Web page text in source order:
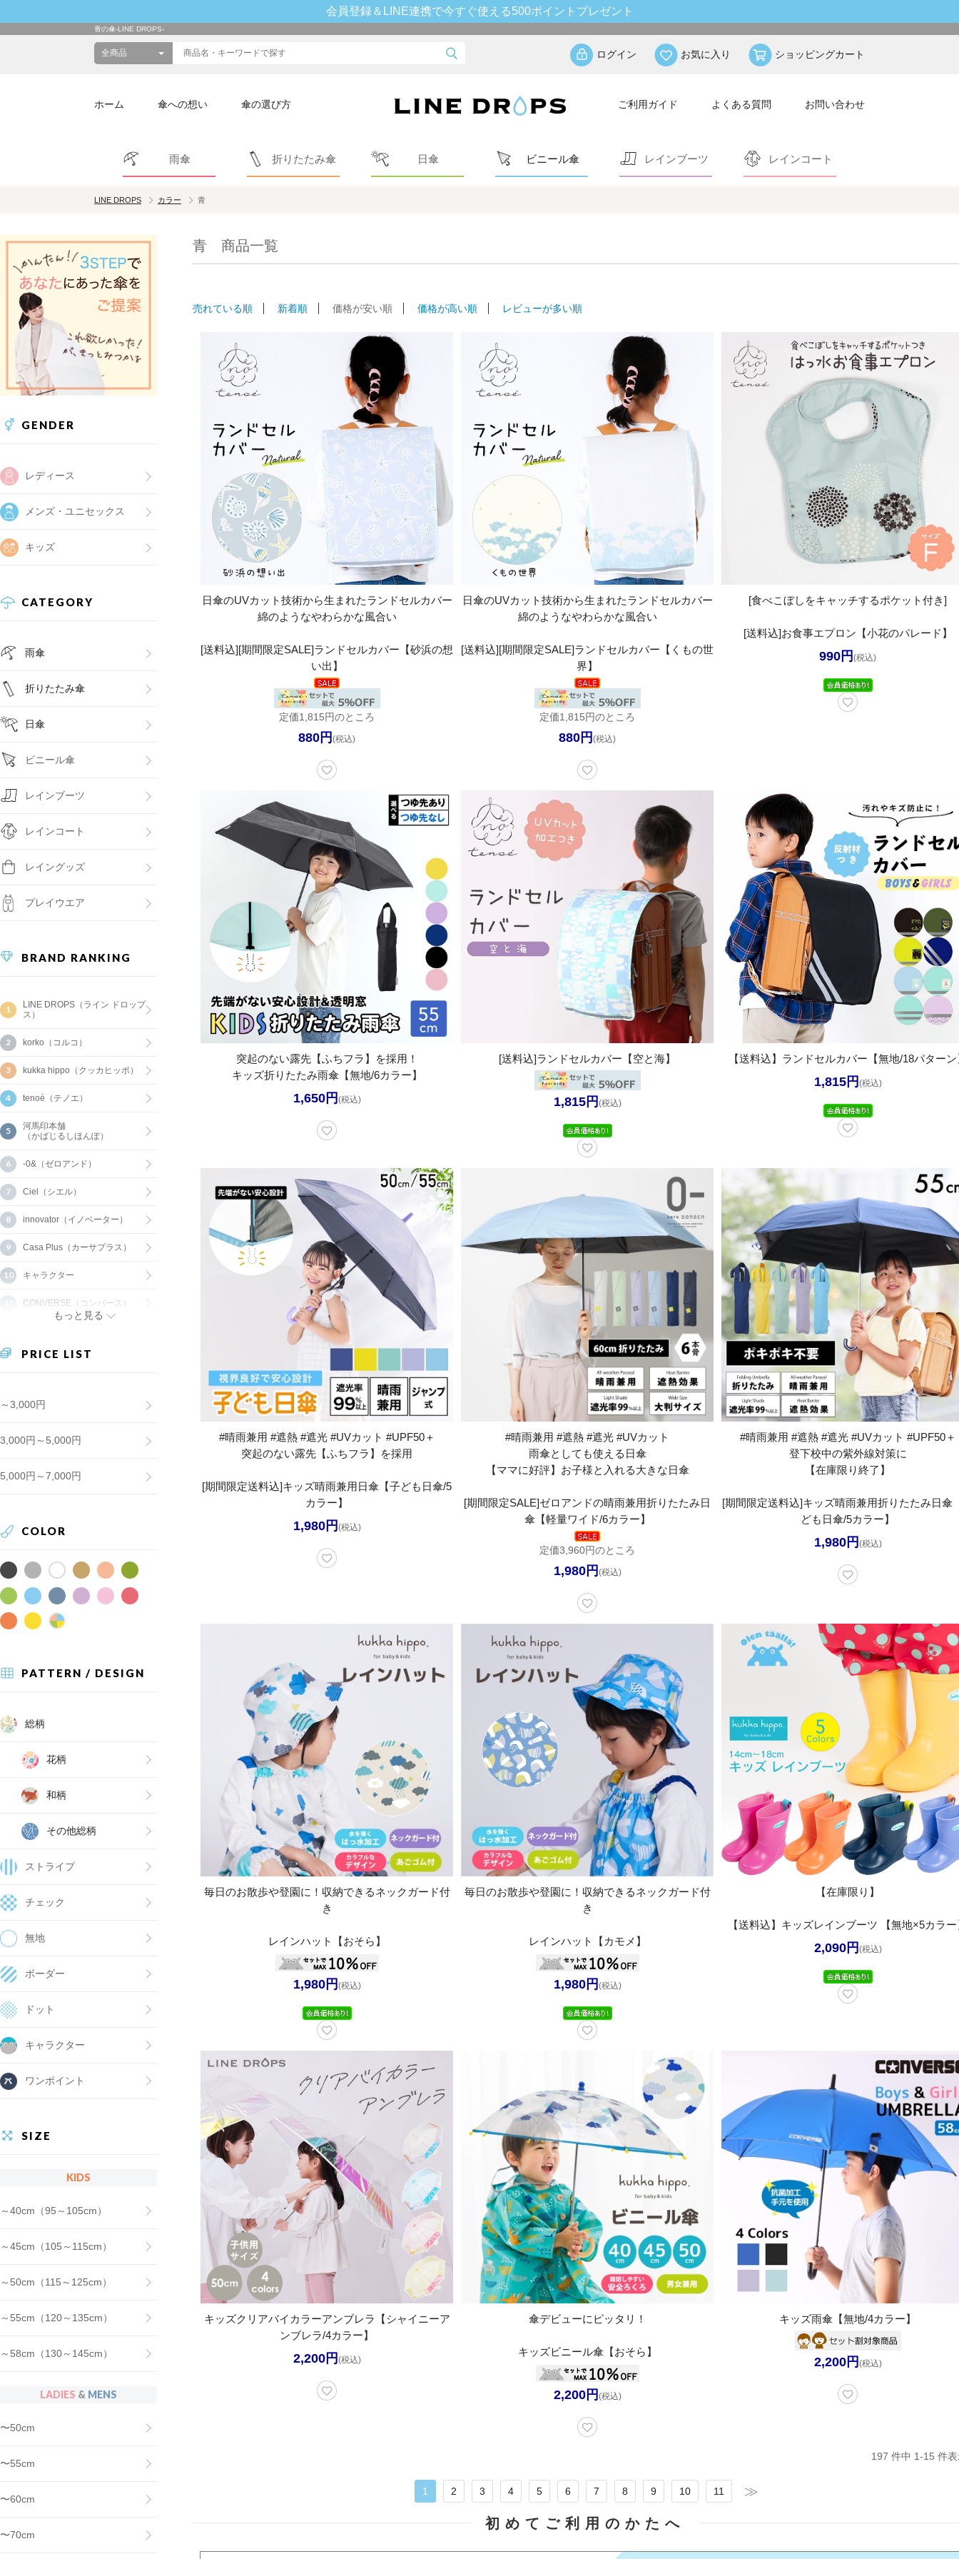
会員登録＆LINE連携で今すぐ使える500ポイントプレゼント
青の傘-LINE DROPS-
ログイン お気に入り ショッピングカート
ホーム 傘への想い 傘の選び方 ご利用ガイド よくある質問 お問い合わせ
雨傘 折りたたみ傘 日傘 ビニール傘 レインブーツ レインコート
LINE DROPS カラー 青
GENDER
レディース
メンズ・ユニセックス
キッズ
CATEGORY
雨傘
折りたたみ傘
日傘
ビニール傘
レインブーツ
レインコート
レイングッズ
プレイウエア
BRAND RANKING
LINE DROPS（ライン ドロップ
ス）
korko（コルコ）
kukka hippo（クッカヒッポ）
tenoé（テノエ）
河馬印本舗
（かばじるしほんぽ）
-0&（ゼロアンド）
Ciel（シエル）
innovator（イノベーター）
Casa Plus（カーサプラス）
キャラクター
CONVERSE（コンバース）
もっと見る
PRICE LIST
～3,000円
3,000円～5,000円
5,000円～7,000円
COLOR
PATTERN / DESIGN
総柄
花柄
和柄
その他総柄
ストライプ
チェック
無地
ボーダー
ドット
キャラクター
ワンポイント
SIZE
KIDS
～40cm（95～105cm）
～45cm（105～115cm）
～50cm（115～125cm）
～55cm（120～135cm）
～58cm（130～145cm）
LADIES & MENS
〜50cm
〜55cm
〜60cm
〜70cm
青 商品一覧
売れている順 新着順 価格が安い順 価格が高い順 レビューが多い順
日傘のUVカット技術から生まれたランドセルカバー
綿のようなやわらかな風合い
[送料込][期間限定SALE]ランドセルカバー【砂浜の想
い出】
定価1,815円のところ
880円(税込)
日傘のUVカット技術から生まれたランドセルカバー
綿のようなやわらかな風合い
[送料込][期間限定SALE]ランドセルカバー【くもの世
界】
定価1,815円のところ
880円(税込)
[食べこぼしをキャッチするポケット付き]
[送料込]お食事エプロン【小花のパレード】
990円(税込)
突起のない露先【ふちフラ】を採用！
キッズ折りたたみ雨傘【無地/6カラー】
1,650円 (税込)
[送料込]ランドセルカバー【空と海】
1,815円 (税込)
【送料込】ランドセルカバー【無地/18パター
1,815円 (税込)
#晴雨兼用 #遮熱 #遮光 #UVカット #UPF50＋
突起のない露先【ふちフラ】を採用
[期間限定送料込]キッズ晴雨兼用日傘【子ども日傘/5
カラー】
1,980円 (税込)
#晴雨兼用 #遮熱 #遮光 #UVカット
雨傘としても使える日傘
【ママに好評】お子様と入れる大きな日傘
[期間限定SALE]ゼロアンドの晴雨兼用折りたたみ日
傘【軽量ワイド/6カラー】
定価3,960円のところ
1,980円 (税込)
#晴雨兼用 #遮熱 #遮光 #UVカット #UPF50＋
登下校中の紫外線対策に
【在庫限り終了】
[期間限定送料込]キッズ晴雨兼用折りたたみ日傘
ども日傘/5カラー】
1,980円 (税込)
毎日のお散歩や登園に！収納できるネックガード付
き
レインハット【おそら】
1,980円 (税込)
毎日のお散歩や登園に！収納できるネックガード付
き
レインハット【カモメ】
1,980円 (税込)
【在庫限り】
【送料込】キッズレインブーツ 【無地×5カラ
2,090円 (税込)
キッズクリアバイカラーアンブレラ【シャイニーア
ンブレラ/4カラー】
2,200円 (税込)
傘デビューにピッタリ！
キッズビニール傘【おそら】
2,200円 (税込)
キッズ雨傘【無地/4カラー】
2,200円 (税込)
197 件中 1-15 件
1 2 3 4 5 6 7 8 9 10 11
初めてご利用のかたへ